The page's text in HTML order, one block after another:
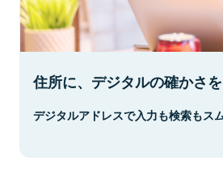
住所に、デジタルの確かさを
デジタルアドレスで入力も検索もス